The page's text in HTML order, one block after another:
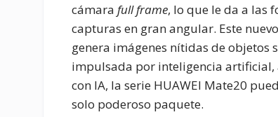
cámara full frame, lo que le da a las
capturas en gran angular. Este
genera imágenes nítidas de objetos
impulsada por inteligencia artificial,
con IA, la serie HUAWEI Mate20
solo poderoso paquete.